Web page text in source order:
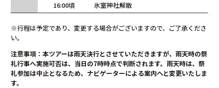
16:00頃 氷室神社解散
※行程は予定であり、変更する場合がございますので、ご了承くださ
い。
注意事項：本ツアーは雨天決行とさせていただきますが、雨天時の祭
礼行事へ実施可否は、当日の7時時点で判断されます。雨天時は、祭
礼参加は中止となるため、ナビゲーターによる案内へと変更いたしま
す。